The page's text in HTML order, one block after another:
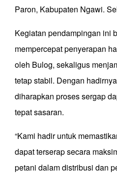
Paron, Kabupaten Ngawi.
Kegiatan pendampingan ini
mempercepat penyerapan
oleh Bulog, sekaligus
tetap stabil. Dengan
diharapkan proses sergap
tepat sasaran.
“Kami hadir untuk
dapat terserap secara
petani dalam distribusi dan